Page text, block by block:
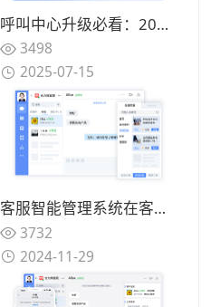
呼叫中心升级必看：2025年AI电话客服系统优缺点大揭秘
3498
2025-07-15
客服智能管理系统在客户关系管理中的应用（整合客户信息、提供个性化服务）
3732
2024-11-29